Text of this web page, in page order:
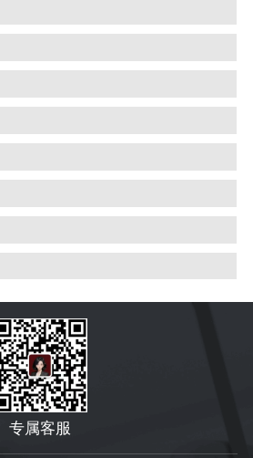
专属客服